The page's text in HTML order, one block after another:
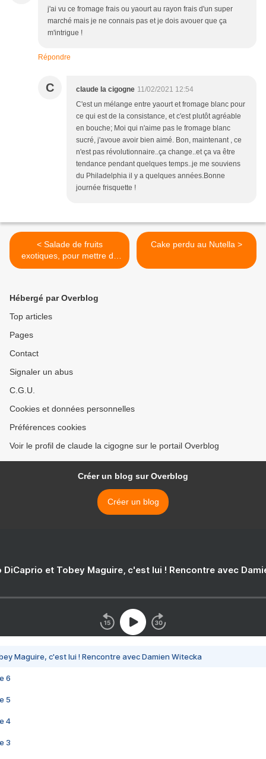
j'ai vu ce fromage frais ou yaourt au rayon frais d'un super
marché mais je ne connais pas et je dois avouer que ça
m'intrigue !
Répondre
C claude la cigogne 11/02/2021 12:54
C'est un mélange entre yaourt et fromage blanc pour
ce qui est de la consistance, et c'est plutôt agréable
en bouche; Moi qui n'aime pas le fromage blanc
sucré, j'avoue avoir bien aimé. Bon, maintenant , ce
n'est pas révolutionnaire..ça change..et ça va être
tendance pendant quelques temps..je me souviens
du Philadelphia il y a quelques années.Bonne
journée frisquette !
< Salade de fruits
exotiques, pour mettre du
soleil sur la table.
Cake perdu au Nutella >
Hébergé par Overblog
Top articles
Pages
Contact
Signaler un abus
C.G.U.
Cookies et données personnelles
Préférences cookies
Voir le profil de claude la cigogne sur le portail Overblog
Créer un blog sur Overblog
Créer un blog
DiCaprio et Tobey Maguire, c'est lui ! Rencontre avec
Maguire, c'est lui ! Rencontre avec Damien Witecka
6
5
4
3